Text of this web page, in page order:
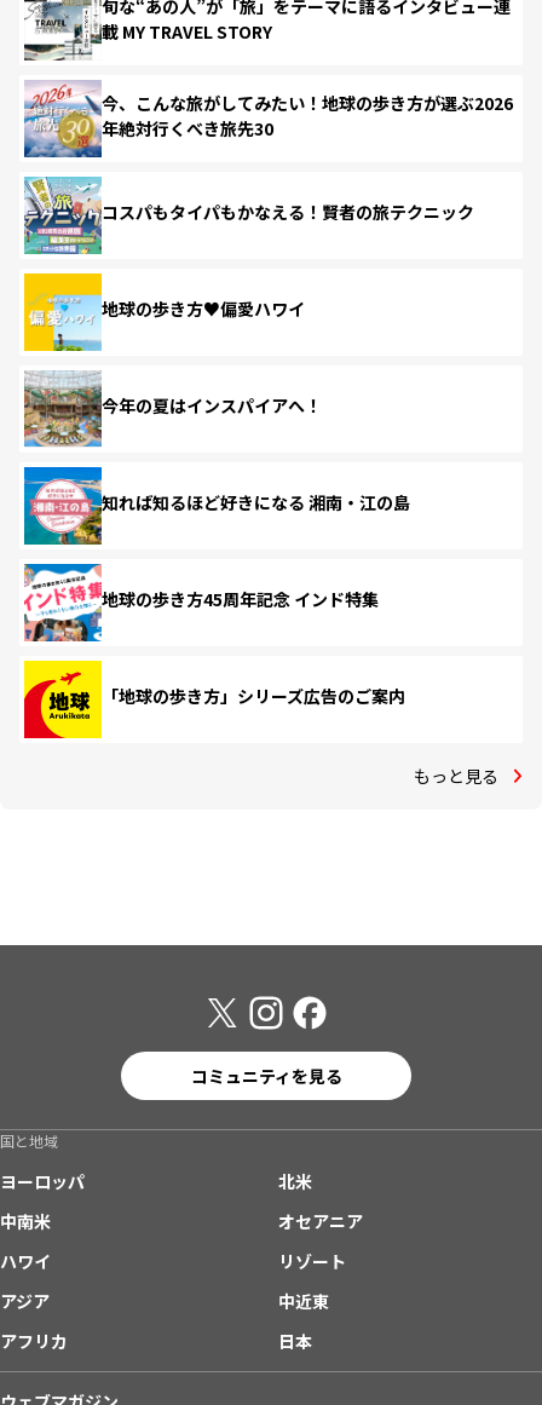
旬な“あの人”が「旅」をテーマに語るインタビュー連
載 MY TRAVEL STORY
今、こんな旅がしてみたい！地球の歩き方が選ぶ2026
年絶対行くべき旅先30
コスパもタイパもかなえる！賢者の旅テクニック
地球の歩き方♥偏愛ハワイ
今年の夏はインスパイアへ！
知れば知るほど好きになる 湘南・江の島
地球の歩き方45周年記念 インド特集
「地球の歩き方」シリーズ広告のご案内
もっと見る
コミュニティを見る
国と地域
ヨーロッパ
北米
中南米
オセアニア
ハワイ
リゾート
アジア
中近東
アフリカ
日本